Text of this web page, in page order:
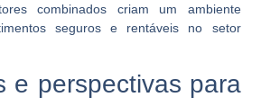
combinados criam um ambiente
seguros e rentáveis no setor
e perspectivas para